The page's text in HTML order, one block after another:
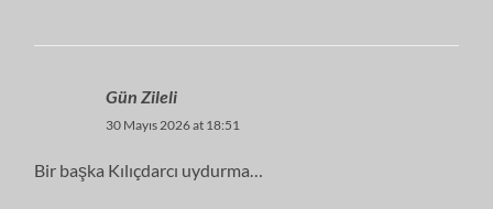
Gün Zileli
30 Mayıs 2026 at 18:51
Bir başka Kılıçdarcı uydurma…